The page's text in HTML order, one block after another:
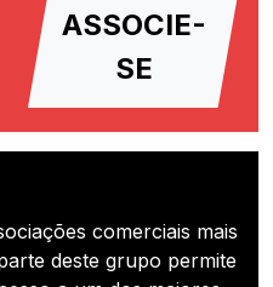
ASSOCIE-
SE
comerciais mais
deste grupo permite